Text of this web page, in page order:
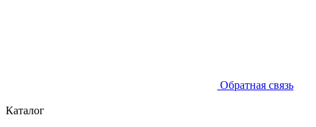
Обратная связь
Каталог